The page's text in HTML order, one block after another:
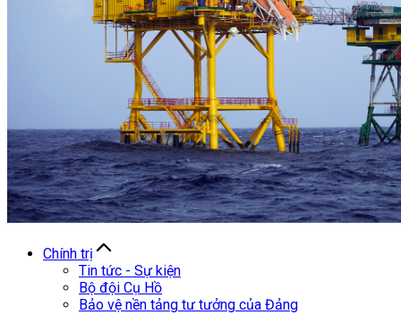
Chính trị
Tin tức - Sự kiện
Bộ đội Cụ Hồ
Bảo vệ nền tảng tư tưởng của Đảng